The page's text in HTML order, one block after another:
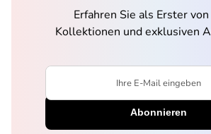
Erfahren Sie als Erster
Kollektionen und exklusiven
Ihre E-Mail eingeben